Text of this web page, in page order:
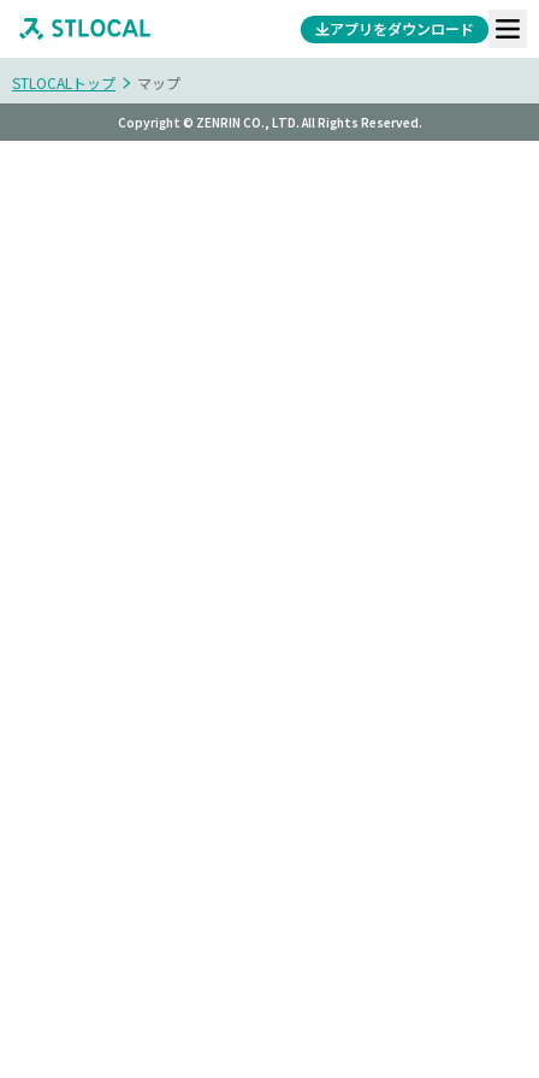
アプリをダウンロード
STLOCALトップ マップ
Copyright © ZENRIN CO., LTD. All Rights Reserved.